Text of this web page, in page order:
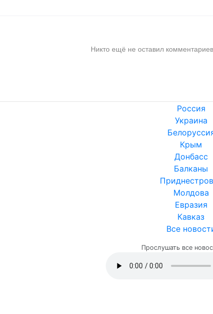
Никто ещё не оставил
Россия
Украина
Крым
Донбасс
Балканы
Молдова
Евразия
Кавказ
Все
Прослушать все